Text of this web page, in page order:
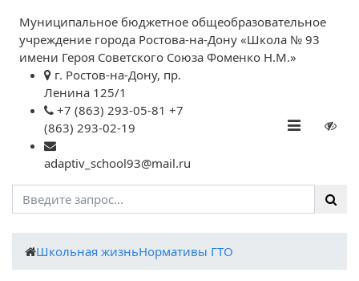
Муниципальное бюджетное общеобразовательное
учреждение города Ростова-на-Дону «Школа № 93
имени Героя Советского Союза Фоменко Н.М.»
г. Ростов-на-Дону, пр.
Ленина 125/1
+7 (863) 293-05-81 +7
(863) 293-02-19
adaptiv_school93@mail.ru
Школьная жизньНормативы ГТО